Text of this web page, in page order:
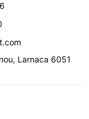
, Larnaca 6051